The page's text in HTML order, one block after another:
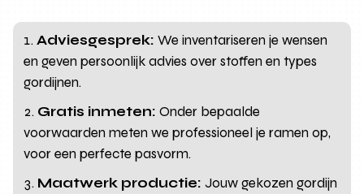
Adviesgesprek: We inventariseren je wensen
en geven persoonlijk advies over stoffen en types
gordijnen.
Gratis inmeten: Onder bepaalde
voorwaarden meten we professioneel je ramen op,
voor een perfecte pasvorm.
Maatwerk productie: Jouw gekozen gordijn